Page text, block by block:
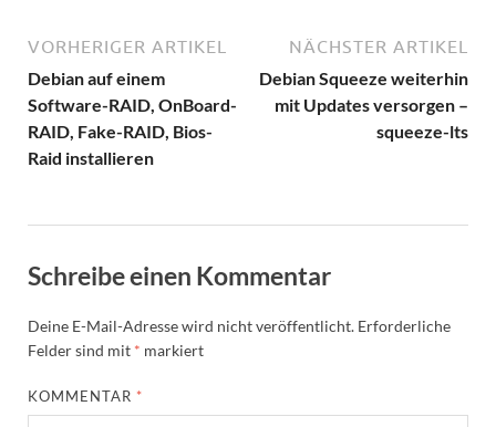
VORHERIGER ARTIKEL
Debian auf einem
Software-RAID, OnBoard-
RAID, Fake-RAID, Bios-
Raid installieren
NÄCHSTER ARTIKEL
Debian Squeeze weiterhin
mit Updates versorgen –
squeeze-lts
Schreibe einen Kommentar
Deine E-Mail-Adresse wird nicht veröffentlicht. Erforderliche
Felder sind mit * markiert
KOMMENTAR *